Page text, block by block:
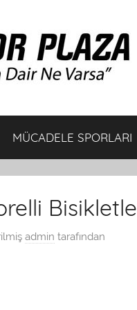
MÜCADELE SPORLARI
admin tarafından